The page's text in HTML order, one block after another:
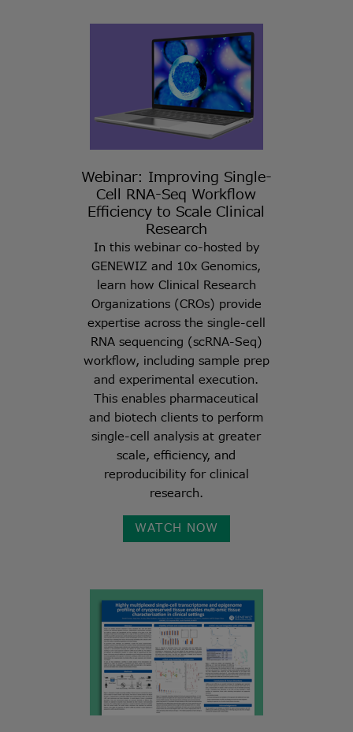
Webinar: Improving Single-
Cell RNA-Seq Workflow
Efficiency to Scale Clinical
Research
In this webinar co-hosted by
GENEWIZ and 10x Genomics,
learn how Clinical Research
Organizations (CROs) provide
expertise across the single-cell
RNA sequencing (scRNA-Seq)
workflow, including sample prep
and experimental execution.
This enables pharmaceutical
and biotech clients to perform
single-cell analysis at greater
scale, efficiency, and
reproducibility for clinical
research.
WATCH NOW